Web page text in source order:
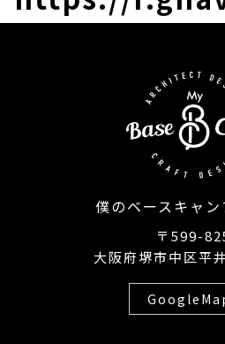
僕のベースキャ
〒599-
大阪府堺市中区平